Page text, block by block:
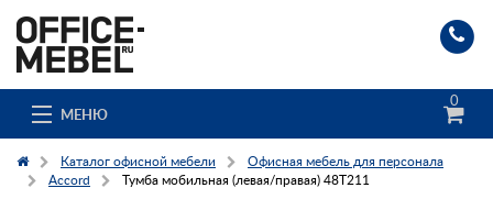
МЕНЮ
0
Каталог офисной мебели
Офисная мебель для персонала
Accord
Тумба мобильная (левая/правая) 48T211